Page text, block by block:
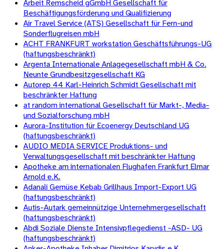
Arbeit Remscheid gGmbH Gesellschaft für
Beschäftigungsförderung und Qualifizierung
Air Travel Service (ATS) Gesellschaft für Fern-und
Sonderflugreisen mbH
ACHT FRANKFURT workstation Geschäftsführungs-UG
(haftungsbeschränkt)
Argenta Internationale Anlagegesellschaft mbH & Co.
Neunte Grundbesitzgesellschaft KG
Autorep 44 Karl-Heinrich Schmidt Gesellschaft mit
beschränkter Haftung
at random international Gesellschaft für Markt-, Media-
und Sozialforschung mbH
Aurora-Institution für Ecoenergy Deutschland UG
(haftungsbeschränkt)
AUDIO MEDIA SERVICE Produktions- und
Verwaltungsgesellschaft mit beschränkter Haftung
Apotheke am internationalen Flughafen Frankfurt Elmar
Arnold e.K.
Adanali Gemüse Kebab Grillhaus Import-Export UG
(haftungsbeschränkt)
Autis-Autark gemeinnützige Unternehmergesellschaft
(haftungsbeschränkt)
Abdi Soziale Dienste Intensivpflegedienst -ASD- UG
(haftungsbeschränkt)